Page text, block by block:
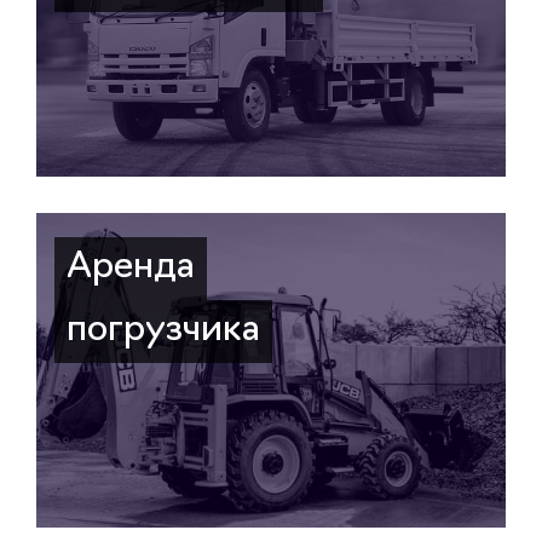
Аренда
погрузчика